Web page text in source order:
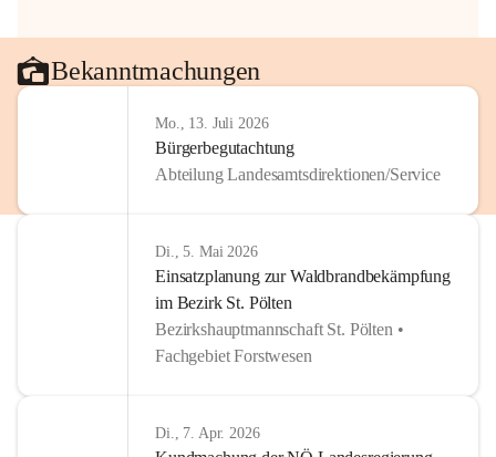
Bekanntmachungen
Mo., 13. Juli 2026
Bürgerbegutachtung
Abteilung Landesamtsdirektionen/Service
Di., 5. Mai 2026
Einsatzplanung zur Waldbrandbekämpfung
im Bezirk St. Pölten
Bezirkshauptmannschaft St. Pölten •
Fachgebiet Forstwesen
Di., 7. Apr. 2026